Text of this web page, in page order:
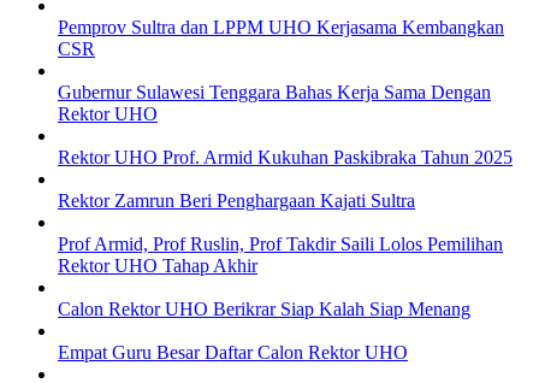
Pemprov Sultra dan LPPM UHO Kerjasama Kembangkan
CSR
Gubernur Sulawesi Tenggara Bahas Kerja Sama Dengan
Rektor UHO
Rektor UHO Prof. Armid Kukuhan Paskibraka Tahun 2025
Rektor Zamrun Beri Penghargaan Kajati Sultra
Prof Armid, Prof Ruslin, Prof Takdir Saili Lolos Pemilihan
Rektor UHO Tahap Akhir
Calon Rektor UHO Berikrar Siap Kalah Siap Menang
Empat Guru Besar Daftar Calon Rektor UHO